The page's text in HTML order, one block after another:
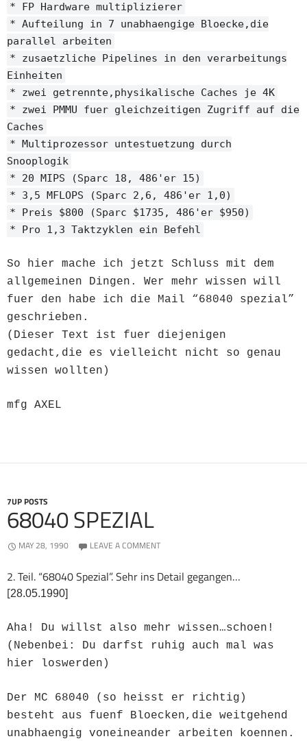
* FP Hardware multiplizierer
* Aufteilung in 7 unabhaengige Bloecke,die
parallel arbeiten
* zusaetzliche Pipelines in den verarbeitungs
Einheiten
* zwei getrennte,physikalische Caches je 4K
* zwei PMMU fuer gleichzeitigen Zugriff auf die
Caches
* Multiprozessor untestuetzung durch
Snooplogik
* 20 MIPS (Sparc 18, 486'er 15)
* 3,5 MFLOPS (Sparc 2,6, 486'er 1,0)
* Preis $800 (Sparc $1735, 486'er $950)
* Pro 1,3 Taktzyklen ein Befehl
So hier mache ich jetzt Schluss mit dem
allgemeinen Dingen. Wer mehr wissen will
fuer den habe ich die Mail “68040 spezial”
geschrieben.
(Dieser Text ist fuer diejenigen
gedacht,die es vielleicht nicht so genau
wissen wollten)
mfg AXEL
7UP POSTS
68040 SPEZIAL
MAY 28, 1990 LEAVE A COMMENT
2. Teil. “68040 Spezial”. Sehr ins Detail gegangen…
[28.05.1990]
Aha! Du willst also mehr wissen…schoen!
(Nebenbei: Du darfst ruhig auch mal was
hier loswerden)
Der MC 68040 (so heisst er richtig)
besteht aus fuenf Bloecken,die weitgehend
unabhaengig voneineander arbeiten koennen.